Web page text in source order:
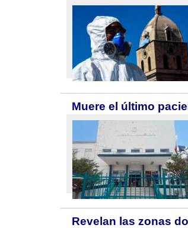
Muere el último
Revelan las zonas